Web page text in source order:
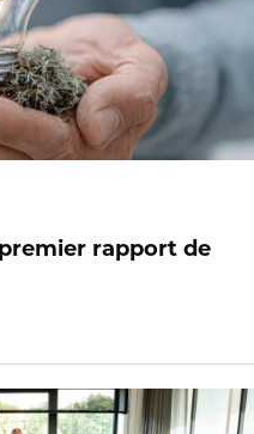
rapport de